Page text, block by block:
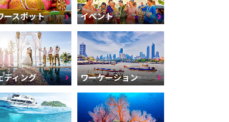
ースポット イベント
ディング ワーケーション